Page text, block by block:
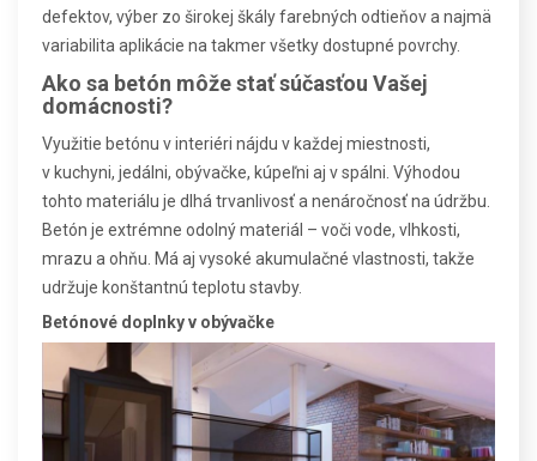
defektov, výber zo širokej škály farebných odtieňov a najmä
variabilita aplikácie na takmer všetky dostupné povrchy.
Ako sa betón môže stať súčasťou Vašej
domácnosti?
Využitie betónu v interiéri nájdu v každej miestnosti,
v kuchyni, jedálni, obývačke, kúpeľni aj v spálni. Výhodou
tohto materiálu je dlhá trvanlivosť a nenáročnosť na údržbu.
Betón je extrémne odolný materiál – voči vode, vlhkosti,
mrazu a ohňu. Má aj vysoké akumulačné vlastnosti, takže
udržuje konštantnú teplotu stavby.
Betónové doplnky v obývačke